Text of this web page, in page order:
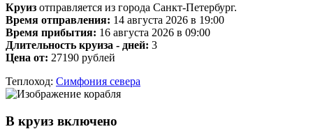
Круиз отправляется из города Санкт-Петербург.
Время отправления: 14 августа 2026 в 19:00
Время прибытия: 16 августа 2026 в 09:00
Длительность круиза - дней: 3
Цена от: 27190 рублей
Теплоход: Симфония севера
В круиз включено